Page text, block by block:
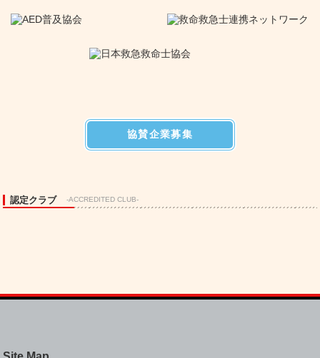
協賛企業募集
認定クラブ -ACCREDITED CLUB-